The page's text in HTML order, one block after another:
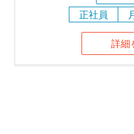
正社員
詳細